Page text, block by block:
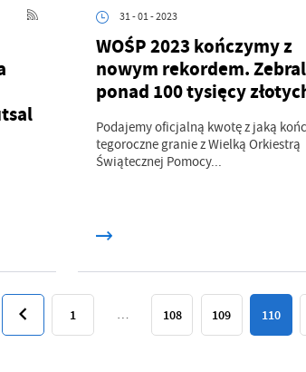
31 - 01 - 2023
WOŚP 2023 kończymy z
nowym rekordem.
ponad 100 tysięcy
Podajemy oficjalną kwotę z jaką
tegoroczne granie z Wielką Orkiestrą
Świątecznej Pomocy...
1 … 108 109 110